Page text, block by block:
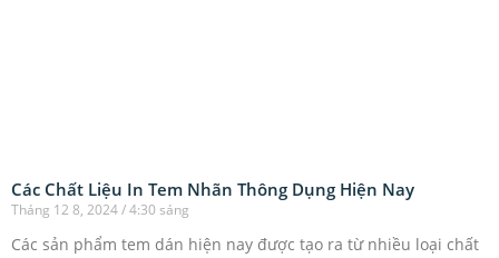
Các Chất Liệu In Tem Nhãn Thông Dụng Hiện Nay
Tháng 12 8, 2024 4:30 sáng
Các sản phẩm tem dán hiện nay được tạo ra từ nhiều loại chất